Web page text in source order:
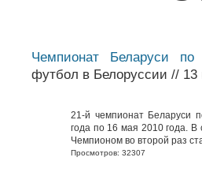
Чемпионат Беларуси
футбол в Белоруссии // 13
21-й чемпионат Беларуси
года по 16 мая 2010 года. В
Чемпионом во второй раз
Просмотров: 32307